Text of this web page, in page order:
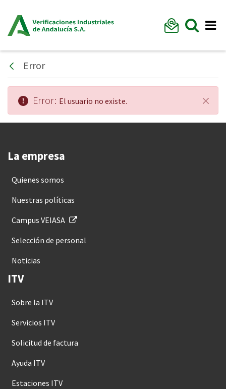
Atrás
Error
Cerrar
Error: El usuario no existe.
La empresa
Quienes somos
Nuestras políticas
Campus VEIASA
Selección de personal
Noticias
ITV
Sobre la ITV
Servicios ITV
Solicitud de factura
Ayuda ITV
Estaciones ITV